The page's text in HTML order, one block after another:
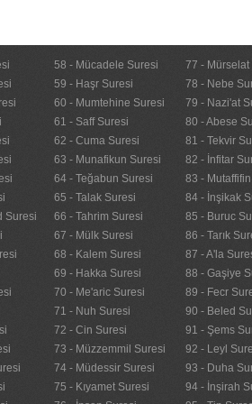
Suresi
58 - Mücadele Suresi
59 - Haşr Suresi
60 - Mumtehine Suresi
61 - Saff Suresi
62 - Cuma Suresi
63 - Munafikun Suresi
64 - Teğabun Suresi
65 - Talak Suresi
66 - Tahrim Suresi
67 - Mülk Suresi
68 - Kalem Suresi
69 - Hakka Suresi
70 - Me'aric Suresi
71 - Nuh Suresi
72 - Cin Suresi
73 - Müzzemmil Suresi
74 - Müdessir Suresi
75 - Kıyamet Suresi
77 - Mürselat
78 - Nebe
79 - Nazi'at
80 - Abese
81 - Tekvir
82 - İnfitar
83 -
84 - İnşikak
85 - Buruc
86 - Tarık
87 - A'la
88 - Gaşiye
89 - Fecr
90 - Beled
91 - Şems
92 - Leyl
93 - Duha
94 - İnşirah